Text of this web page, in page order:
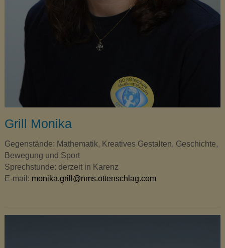
Grill Monika
Gegenstände: Mathematik, Kreatives Gestalten, Geschichte,
Bewegung und Sport
Sprechstunde: derzeit in Karenz
E-mail: monika.grill@nms.ottenschlag.com